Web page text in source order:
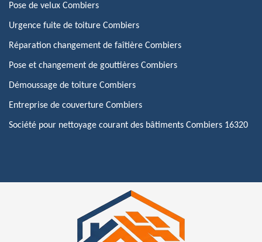
Pose de velux Combiers
Urgence fuite de toiture Combiers
Réparation changement de faîtière Combiers
Pose et changement de gouttières Combiers
Démoussage de toiture Combiers
Entreprise de couverture Combiers
Société pour nettoyage courant des bâtiments Combiers 16320